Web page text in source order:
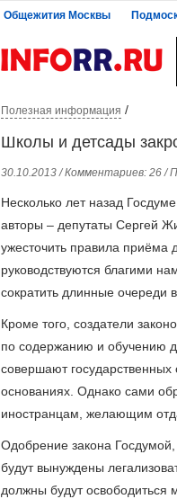
Общежития Москвы
Полезная информация /
Школы и детсады
30.10.2013 / Комментариев: 26 /
Несколько лет назад
авторы ‒ депутаты Сергей
ужесточить правила приёма
руководствуются благими
сократить длинные очереди
Кроме того, создатели
по содержанию и обучению
совершают
основаниях. Однако сами
иностранцам, желающим
Одобрение закона
будут вынуждены
должны будут освободиться